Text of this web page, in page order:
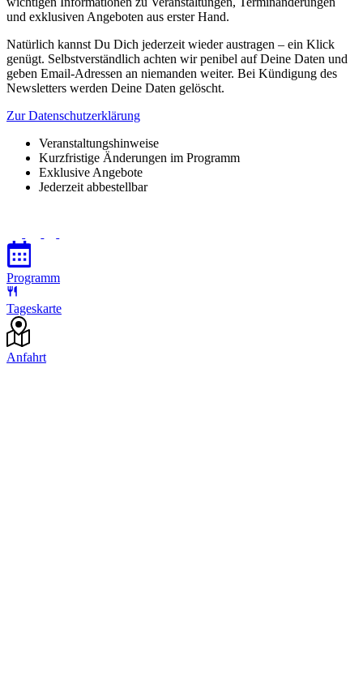
und exklusiven Angeboten aus erster Hand.
Natürlich kannst Du Dich jederzeit wieder austragen – ein Klick
genügt. Selbstverständlich achten wir penibel auf Deine Daten und
geben Email-Adressen an niemanden weiter. Bei Kündigung des
Newsletters werden Deine Daten gelöscht.
Zur Datenschutzerklärung
Veranstaltungshinweise
Kurzfristige Änderungen im Programm
Exklusive Angebote
Jederzeit abbestellbar
Programm
Tageskarte
Anfahrt